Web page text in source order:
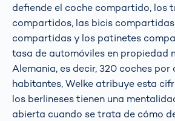
defiende el coche compartido, los
compartidos, las bicis
compartidas y los patinetes
tasa de automóviles en propiedad
Alemania, es decir, 320 coches
habitantes, Welke atribuye esta
los berlineses tienen una
abierta cuando se trata de cómo